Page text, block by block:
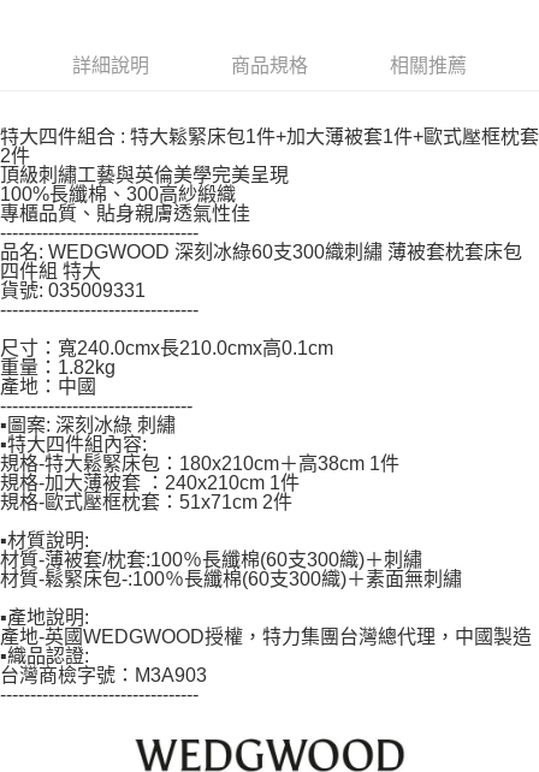
客戶支援中心」 https://netprotections.freshdesk.com/support/home
１．透過由恩沛科技股份有限公司提供之「AFTEE先享後付」服務完成之交
權轉讓予恩沛科技股份有限公司。
２．關於個人資料處理事宜，請瀏覽以下網址：
https://aftee.tw/terms/#terms3
３．未成年的使用者請事先徵得法定代理人或監護人之同意方可使用
「AFTEE先享後付」，若未經同意申辦者引起之損失，本公司不負相關責
任。
４．使用「AFTEE先享後付」時，將依據個別帳號之用戶狀況，依本公司即
請求用戶進行身份認證。
５．嚴禁一人註冊多個帳號或使用他人資訊註冊。若發現惡意使用之情形，
恩沛科技股份有限公司將有權停止該用戶之使用額度並採取法律行動。
詳細說明 商品規格 相關推薦
特大四件組合 : 特大鬆緊床包1件+加大薄被套1件+歐式壓框枕套
2件
頂級刺繡工藝與英倫美學完美呈現
100%長纖棉、300高紗緞織
專櫃品質、貼身親膚透氣性佳
---------------------------------
品名: WEDGWOOD 深刻冰綠60支300織刺繡 薄被套枕套床包
四件組 特大
貨號: 035009331
---------------------------------
尺寸：寬240.0cmx長210.0cmx高0.1cm
重量：1.82kg
產地：中國
--------------------------------
▪圖案: 深刻冰綠 刺繡
▪特大四件組內容:
規格-特大鬆緊床包：180x210cm＋高38cm 1件
規格-加大薄被套 ：240x210cm 1件
規格-歐式壓框枕套：51x71cm 2件
▪材質說明:
材質-薄被套/枕套:100％長纖棉(60支300織)＋刺繡
材質-鬆緊床包-:100％長纖棉(60支300織)＋素面無刺繡
▪產地說明:
產地-英國WEDGWOOD授權，特力集團台灣總代理，中國製造
▪織品認證:
台灣商檢字號：M3A903
---------------------------------